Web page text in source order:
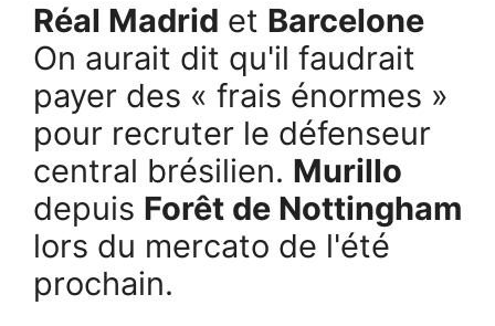
Réal Madrid et Barcelone
On aurait dit qu'il faudrait
payer des « frais énormes »
pour recruter le défenseur
central brésilien. Murillo
depuis Forêt de Nottingham
lors du mercato de l'été
prochain.